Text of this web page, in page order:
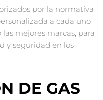
por la normativa
a cada uno
mejores marcas, para
y seguridad en los
DE GAS